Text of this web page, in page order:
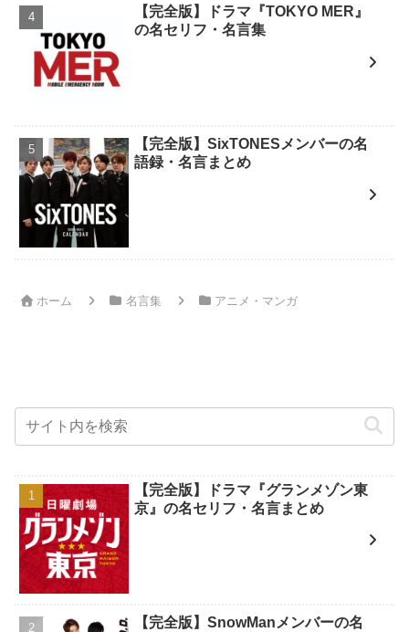
【完全版】ドラマ『TOKYO MER』
の名セリフ・名言集
【完全版】SixTONESメンバーの名
語録・名言まとめ
ホーム 名言集 アニメ・マンガ
【完全版】ドラマ『グランメゾン東
京』の名セリフ・名言まとめ
【完全版】SnowManメンバーの名